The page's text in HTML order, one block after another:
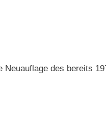
des bereits